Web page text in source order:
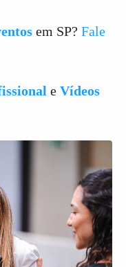
em SP? Fale
e Vídeos